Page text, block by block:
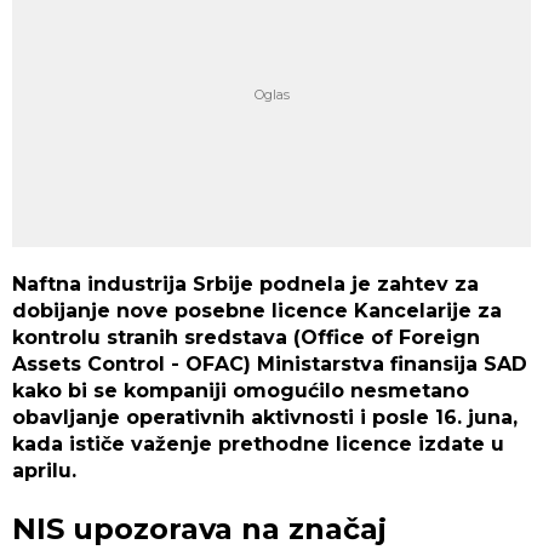
Naftna industrija Srbije podnela je zahtev za
dobijanje nove posebne licence Kancelarije za
kontrolu stranih sredstava (Office of Foreign
Assets Control - OFAC) Ministarstva finansija SAD
kako bi se kompaniji omogućilo nesmetano
obavljanje operativnih aktivnosti i posle 16. juna,
kada ističe važenje prethodne licence izdate u
aprilu.
NIS upozorava na značaj